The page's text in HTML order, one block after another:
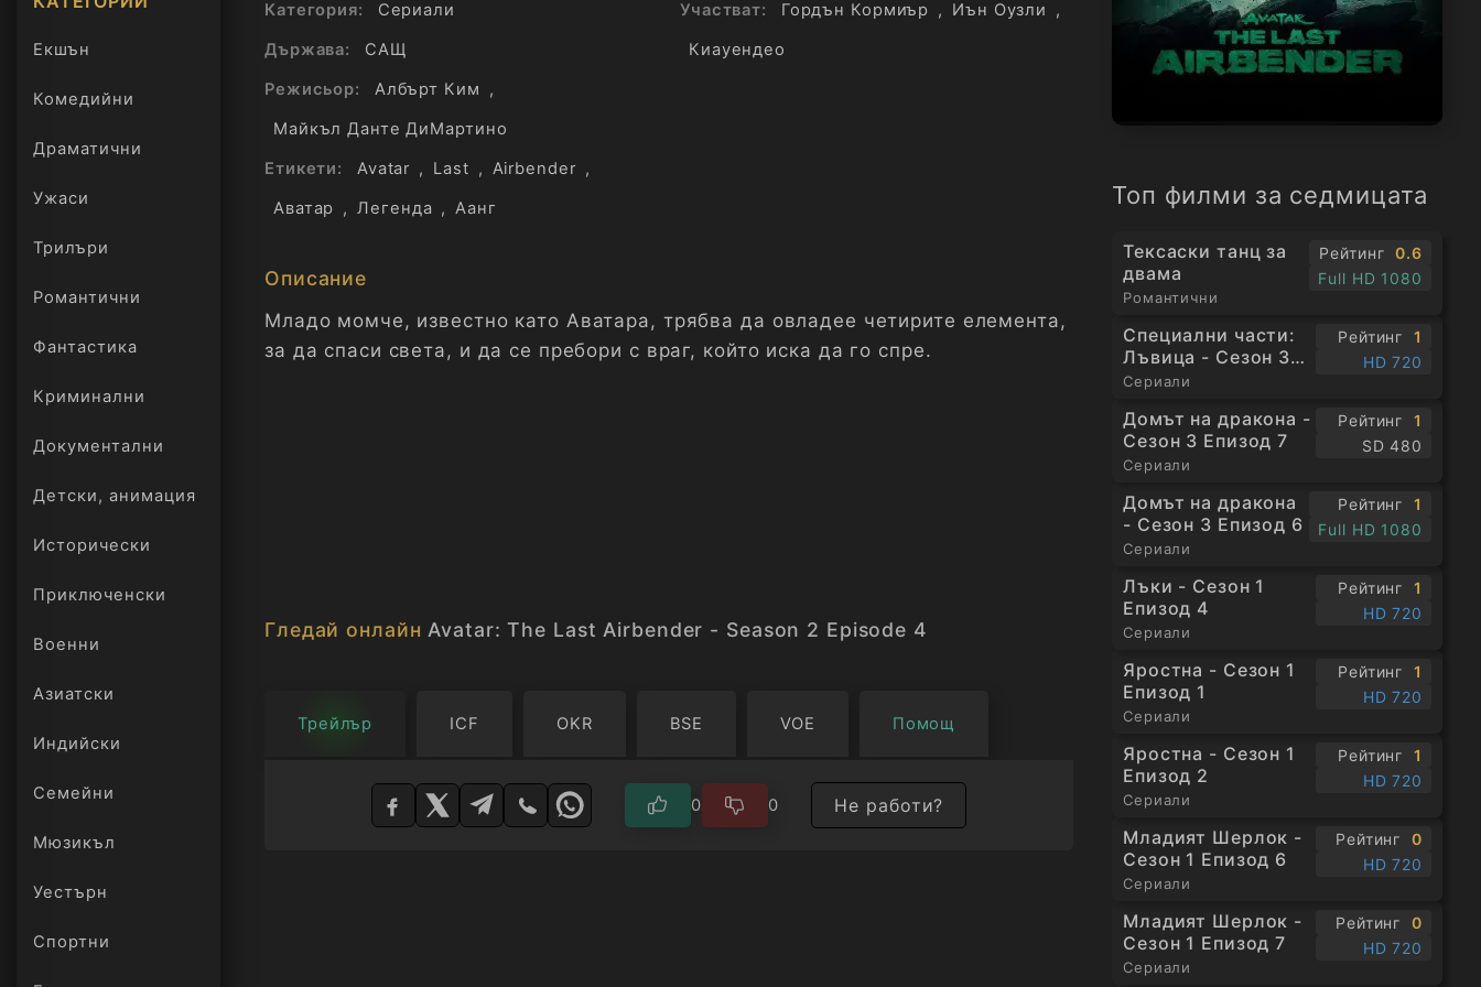
Екшън
Комедийни
Драматични
Ужаси
Трилъри
онлайн
Романтични
Фантастика
Криминални
Документални
Детски, анимация
Исторически
Приключенски
Военни
Азиатски
Индийски
Семейни
Мюзикъл
Уестърн
Спортни
Топ филми за седмицата
Тексаски танц за
двама
Романтични
Рейтинг
0.6
Full HD 1080
Специални части:
Лъвица - Сезон 3
Епизод 1
Сериали
Рейтинг
1
HD 720
Домът на дракона -
Сезон 3 Епизод 7
Сериали
Рейтинг
1
SD 480
Домът на дракона
- Сезон 3 Епизод 6
Сериали
Рейтинг
1
Full HD 1080
Лъки - Сезон 1
Епизод 4
Сериали
Рейтинг
1
HD 720
Яростна - Сезон 1
Епизод 1
Сериали
Рейтинг
1
HD 720
Яростна - Сезон 1
Епизод 2
Сериали
Рейтинг
1
HD 720
Младият Шерлок -
Сезон 1 Епизод 6
Сериали
Рейтинг
0
HD 720
Младият Шерлок -
Сезон 1 Епизод 7
Сериали
Рейтинг
0
HD 720
Категория:
Сериали
Държава:
САЩ
Режисьор:
Албърт Ким
,
Майкъл Данте ДиМартино
Етикети:
Avatar , Last , Airbender ,
Аватар
, Легенда , Аанг
Участват: Гордън Кормиър , Иън Оузли
,
Киауендео
Описание
Младо момче, известно като Аватара, трябва да овладее четирите елемента,
за да спаси света, и да се пребори с враг, който иска да го спре.
Гледай онлайн Avatar: The Last Airbender - Season 2 Episode 4
Трейлър ICF OKR BSE VOE Помощ
0 0 Не работи?